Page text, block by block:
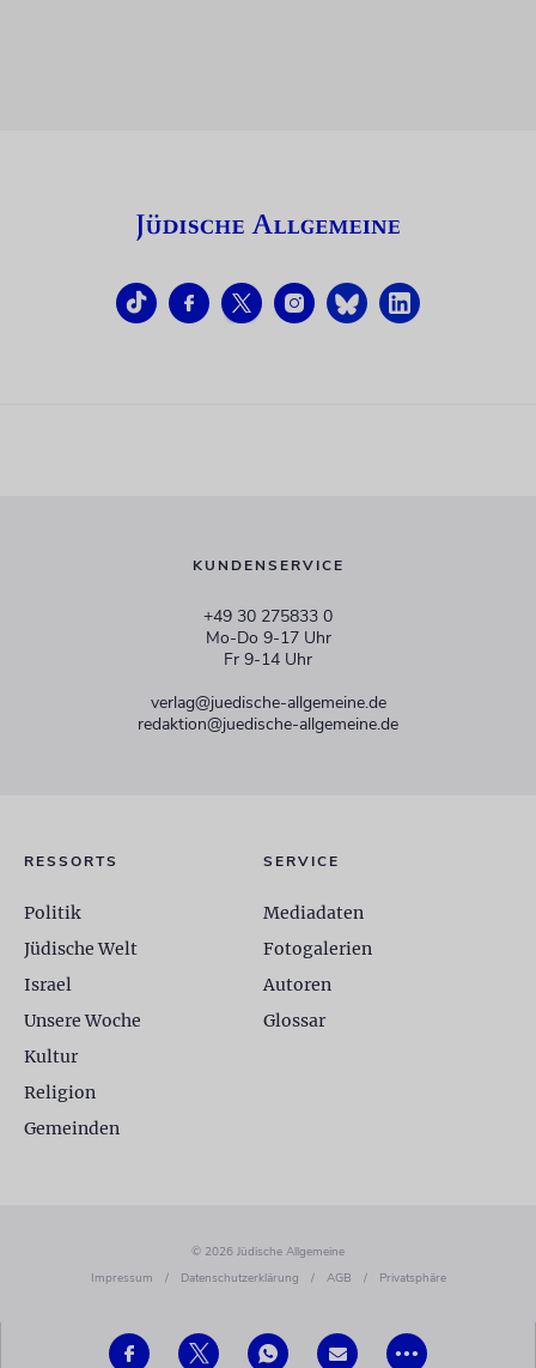
•••
KUNDENSERVICE
+49 30 275833 0
Mo-Do 9-17 Uhr
Fr 9-14 Uhr
verlag@juedische-allgemeine.de
redaktion@juedische-allgemeine.de
RESSORTS
Politik
Jüdische Welt
Israel
Unsere Woche
Kultur
Religion
Gemeinden
SERVICE
Mediadaten
Fotogalerien
Autoren
Glossar
© 2026 Jüdische Allgemeine
Impressum
/ Datenschutzerklärung / AGB / Privatsphäre